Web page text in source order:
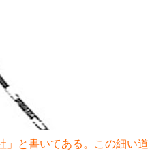
」と書いてある。この細い道